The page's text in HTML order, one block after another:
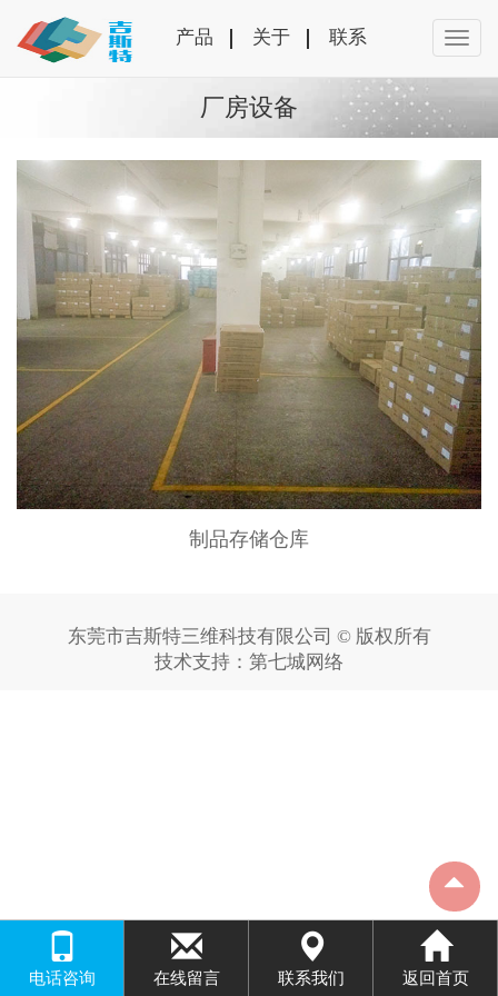
产品 关于 联系
厂房设备
制品存储仓库
东莞市吉斯特三维科技有限公司 © 版权所有
技术支持： 第七城网络
电话咨询 在线留言 联系我们 返回首页